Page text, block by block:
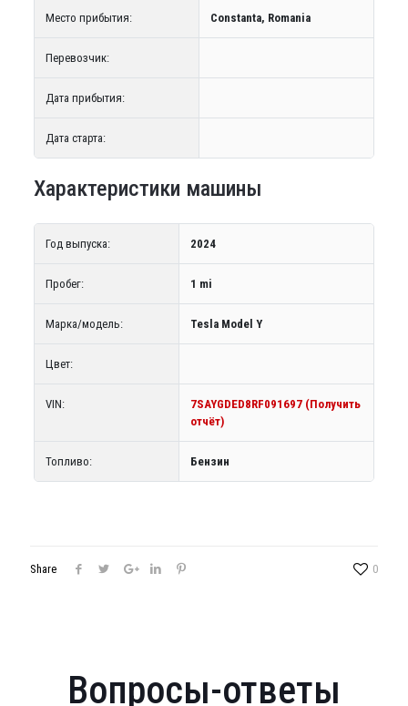
Место прибытия: Constanta, Romania
Перевозчик:
Дата прибытия:
Дата старта:
Характеристики машины
Год выпуска: 2024
Пробег: 1 mi
Марка/модель: Tesla Model Y
Цвет:
VIN:
7SAYGDED8RF091697 (Получить
отчёт)
Топливо: Бензин
Share 0
Вопросы-ответы